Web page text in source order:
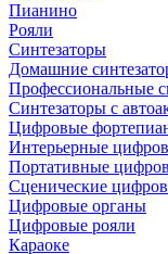
Пианино
Рояли
Синтезаторы
Домашние
Профессиональные
Синтезаторы с
Цифровые
Интерьерные
Портативные
Сценические
Цифровые органы
Цифровые рояли
Караоке